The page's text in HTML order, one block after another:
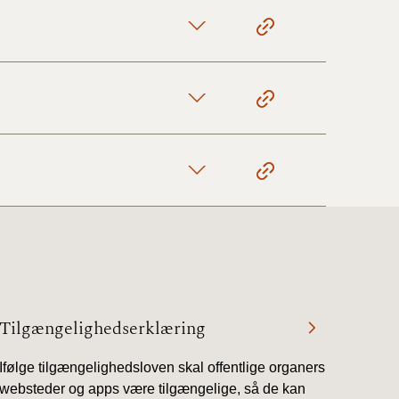
Tilgængelighedserklæring
Ifølge tilgængelighedsloven skal offentlige organers
websteder og apps være tilgængelige, så de kan